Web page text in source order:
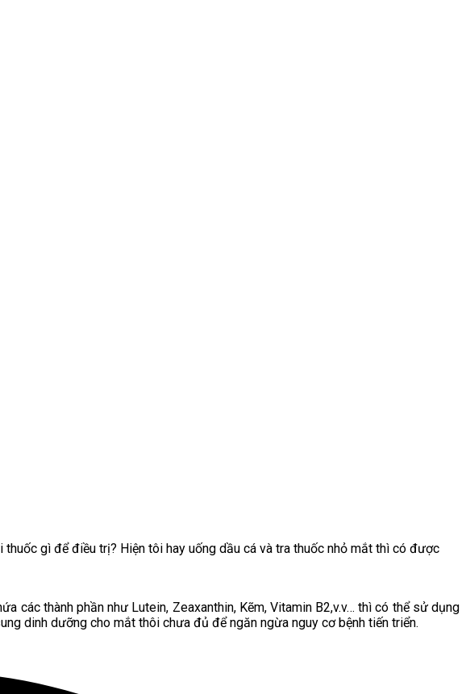
gì để điều trị? Hiện tôi hay uống dầu cá và tra thuốc nhỏ mắt thì có được
các thành phần như Lutein, Zeaxanthin, Kẽm, Vitamin B2,v.v… thì có thể sử dụng
dinh dưỡng cho mắt thôi chưa đủ để ngăn ngừa nguy cơ bệnh tiến triển.